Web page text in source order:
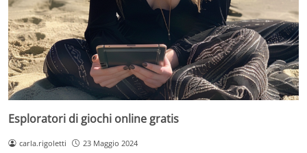
Esploratori di giochi online gratis
carla.rigoletti 23 Maggio 2024